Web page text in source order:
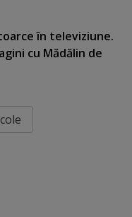
în televiziune.
cu Mădălin de